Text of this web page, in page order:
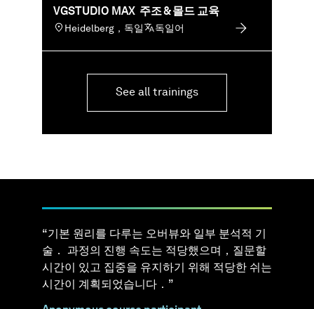
VGSTUDIO MAX 주조 & 몰드 교육
Heidelberg，독일 독일어
See all trainings
“ 기본 원리를 다루는 오버뷰와 일부 분석적 기
술． 과정의 진행 속도는 적당했으며，질문할
시간이 있고 집중을 유지하기 위해 적당한 쉬는
시간이 계획되었습니다．”